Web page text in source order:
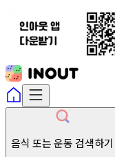
음식 또는 운동 검색하기